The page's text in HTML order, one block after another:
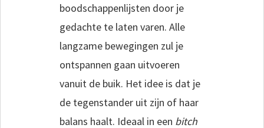
boodschappenlijsten door je
gedachte te laten varen. Alle
langzame bewegingen zul je
ontspannen gaan uitvoeren
vanuit de buik. Het idee is dat je
de tegenstander uit zijn of haar
balans haalt. Ideaal in een bitch